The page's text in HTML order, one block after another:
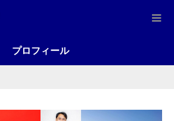
プロフィール